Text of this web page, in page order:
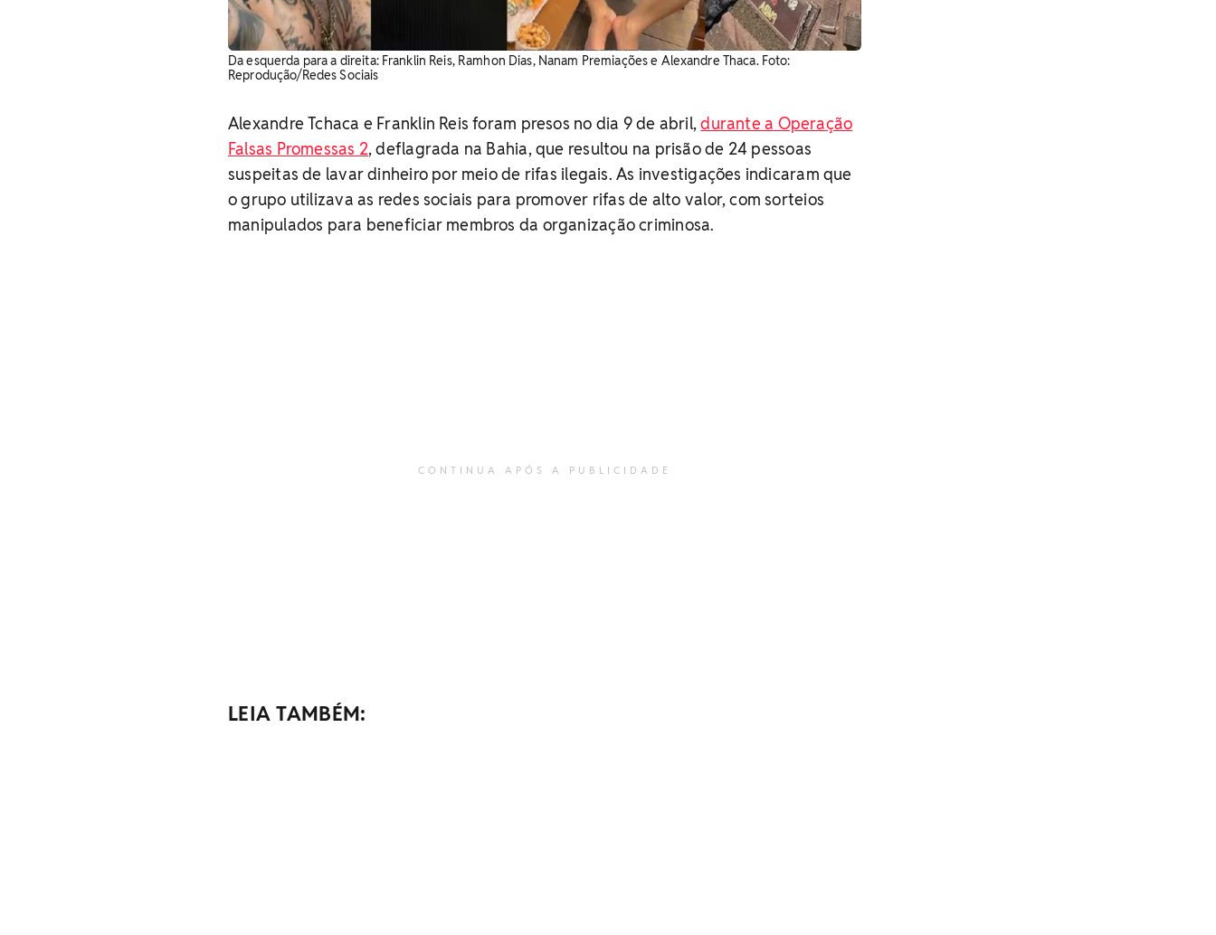
Da esquerda para a direita: Franklin Reis, Ramhon Dias, Nanam Premiações e Alexandre Thaca. Foto:
Reprodução/Redes Sociais
Alexandre Tchaca e Franklin Reis foram presos no dia 9 de abril,durante a Operação
Falsas Promessas 2, deflagrada na Bahia, que resultou na prisão de 24 pessoas
suspeitas de lavar dinheiro por meio de rifas ilegais. As investigações indicaram que
o grupo utilizava as redes sociais para promover rifas de alto valor, com sorteios
manipulados para beneficiar membros da organização criminosa.
CONTINUA APÓS A PUBLICIDADE
LEIA TAMBÉM: